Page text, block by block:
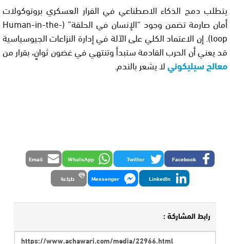
يتطلب دمج الذكاء الاصطناعي في القرار العسكري بروتوكولات
أمان صارمة تضمن وجود “الإنسان في الحلقة” (Human-in-the-
loop). إن الاعتماد الكلي على الآلة في إدارة النزاعات الجيوسياسية
قد يعني أن الحرب القادمة ستبدأ وتنتهي في غضون ثوانٍ، بقرار من
معالج سيليكونيلا يشعر بالندم.
Facebook
Twitter
WhatsApp
Email
LinkedIn
Messenger طباعة
رابط المشاركة :